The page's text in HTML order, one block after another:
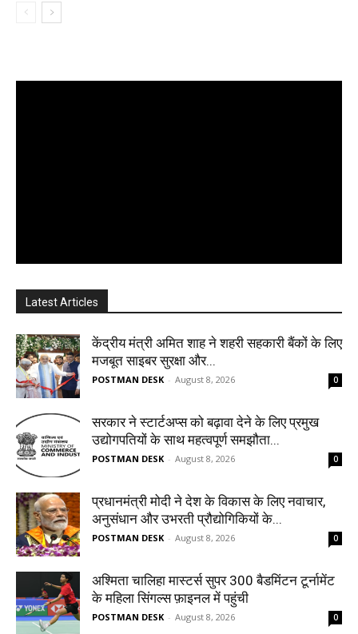
Latest Articles
केंद्रीय मंत्री अमित शाह ने शहरी सहकारी बैंकों के लिए
मजबूत साइबर सुरक्षा और...
POSTMAN DESK - August 8, 2026 0
सरकार ने स्टार्टअप्‍स को बढ़ावा देने के लिए प्रमुख
उद्योगपतियों के साथ महत्‍वपूर्ण समझौता...
POSTMAN DESK - August 8, 2026 0
प्रधानमंत्री मोदी ने देश के विकास के लिए नवाचार,
अनुसंधान और उभरती प्रौद्योगिकियों के...
POSTMAN DESK - August 8, 2026 0
अश्मिता चालिहा मास्टर्स सुपर 300 बैडमिंटन टूर्नामेंट
के महिला सिंगल्स फ़ाइनल में पहुंची
POSTMAN DESK - August 8, 2026 0